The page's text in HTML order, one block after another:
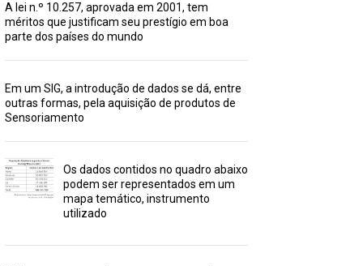
A lei n.º 10.257, aprovada em 2001, tem
méritos que justificam seu prestígio em boa
parte dos países do mundo
Em um SIG, a introdução de dados se dá, entre
outras formas, pela aquisição de produtos de
Sensoriamento
Os dados contidos no quadro abaixo
podem ser representados em um
mapa temático, instrumento
utilizado